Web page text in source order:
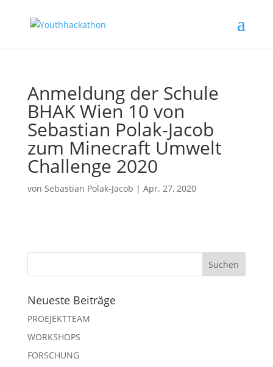
Anmeldung der Schule
BHAK Wien 10 von
Sebastian Polak-Jacob
zum Minecraft Umwelt
Challenge 2020
von Sebastian Polak-Jacob | Apr. 27, 2020
Neueste Beiträge
PROEJEKTTEAM
WORKSHOPS
FORSCHUNG